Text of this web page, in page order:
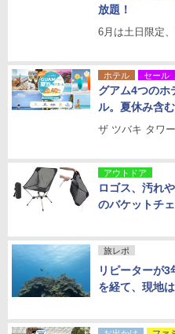
放題！
6月は土日限定
ホテル セール
グアム4つのホ
ル。夏休み含
ザ ツバキ タワ
アウトドア
ロゴス、汚れ
のバケットチ
旅レポ
リピーターが
を経て、現地